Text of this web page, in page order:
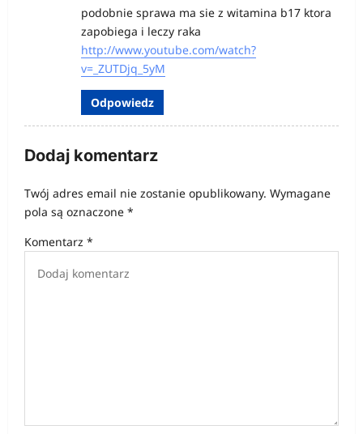
podobnie sprawa ma sie z witamina b17 ktora
zapobiega i leczy raka
http://www.youtube.com/watch?
v=_ZUTDjq_5yM
Odpowiedz
Dodaj komentarz
Twój adres email nie zostanie opublikowany. Wymagane
pola są oznaczone *
Komentarz *